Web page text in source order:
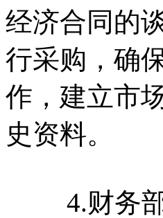
经济合同的
行采购，确
作，建立市
史资料。
4.财务部